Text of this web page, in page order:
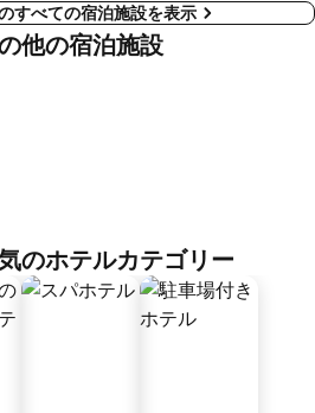
すべての宿泊施設を表示
他の宿泊施設
のホテルカテゴリー